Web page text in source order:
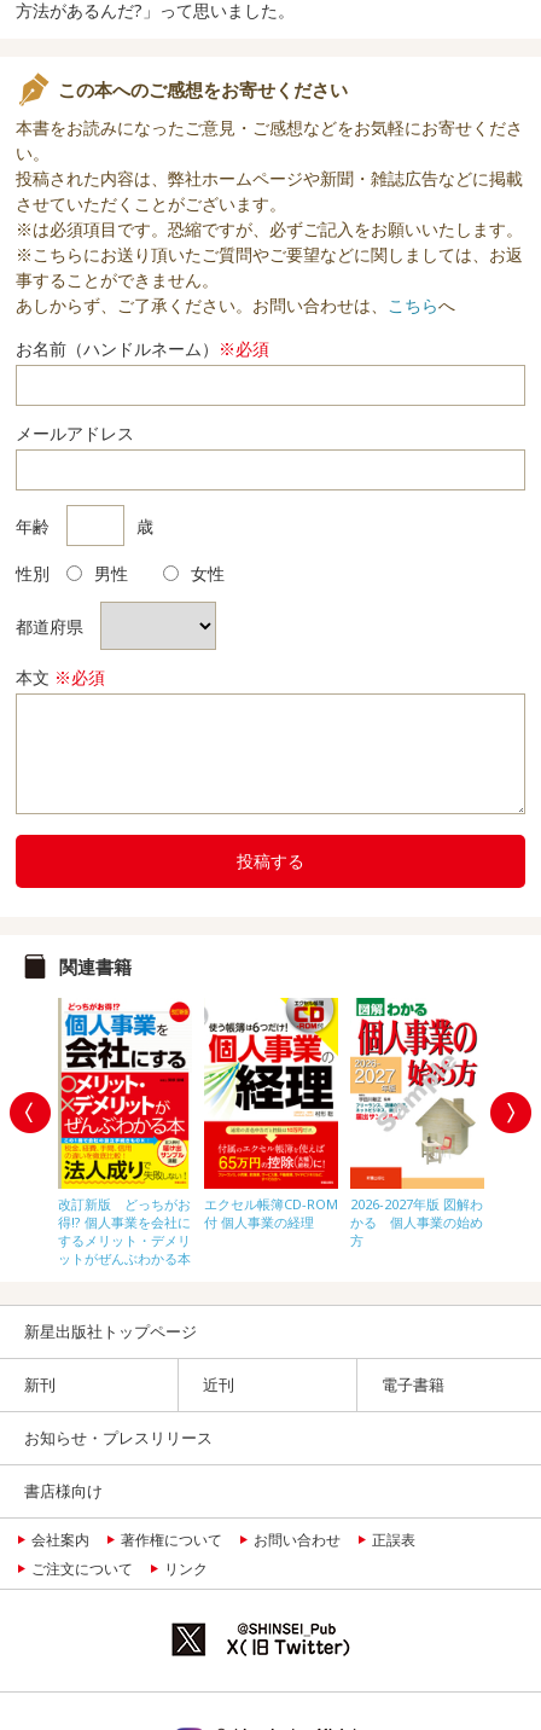
方法があるんだ?」って思いました。
この本へのご感想をお寄せください
本書をお読みになったご意見・ご感想などをお気軽にお寄せくださ
い。
投稿された内容は、弊社ホームページや新聞・雑誌広告などに掲載
させていただくことがございます。
※は必須項目です。恐縮ですが、必ずご記入をお願いいたします。
※こちらにお送り頂いたご質問やご要望などに関しましては、お返
事することができません。
あしからず、ご了承ください。お問い合わせは、 こちらへ
お名前（ハンドルネーム） ※必須
メールアドレス
年齢 歳
性別 男性 女性
都道府県
本文 ※必須
投稿する
関連書籍
改訂新版 どっちがお
得!? 個人事業を会社に
するメリット・デメリ
ットがぜんぶわかる本
エクセル帳簿CD-ROM
付 個人事業の経理
2026-2027年版 図解わ
かる 個人事業の始め
方
新星出版社トップページ
新刊 近刊 電子書籍
お知らせ・プレスリリース
書店様向け
会社案内 著作権について お問い合わせ
正誤表
ご注文について
リンク